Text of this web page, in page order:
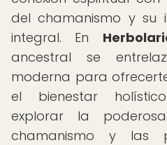
del chamanismo y su
integral. En
ancestral se
moderna para
el bienestar
explorar la
chamanismo y las